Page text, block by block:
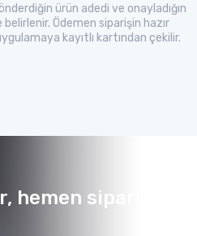
ürün adedi ve onayladığın
Ödemen siparişin hazır
kayıtlı kartından çekilir.
hemen sipariş